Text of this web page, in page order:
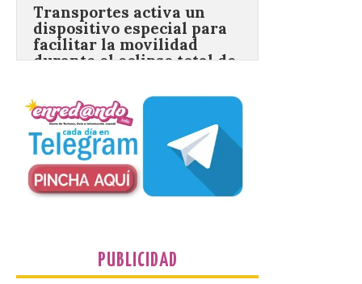
facilitar la movilidad
durante el eclipse total de
Sol del 12 de agosto
Renfe reforzará servicios
de Media Distancia
especialmente en Galicia,
Asturias, Santander y País
Vasco, además del norte
de Castilla y León. En los principales
PUBLICIDAD